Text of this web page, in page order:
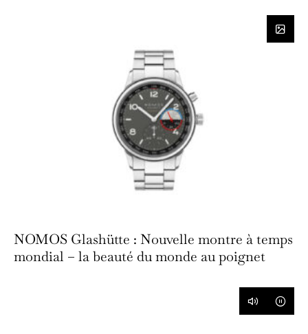
NOMOS Glashütte : Nouvelle montre à temps
mondial – la beauté du monde au poignet